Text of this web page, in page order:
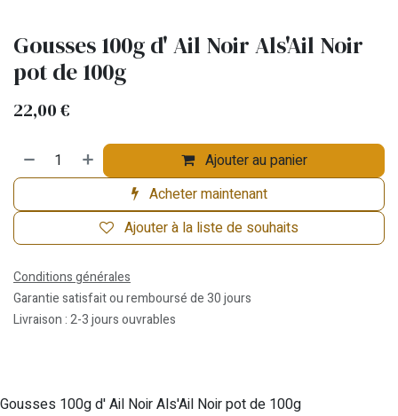
Gousses 100g d' Ail Noir Als'Ail Noir
pot de 100g
22,00€
Ajouter au panier
Acheter maintenant
Ajouter à la liste de souhaits
Conditions générales
Garantie satisfait ou remboursé de 30 jours
Livraison : 2-3 jours ouvrables
Gousses 100g d' Ail Noir Als'Ail Noir pot de 100g